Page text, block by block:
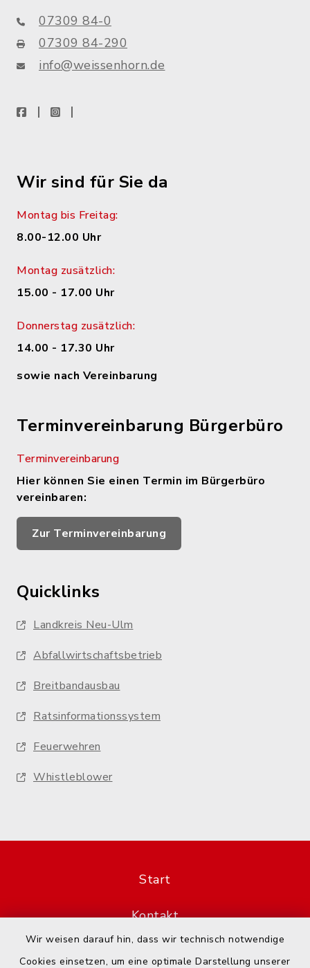
Wir weisen darauf hin, dass wir technisch notwendige
Cookies einsetzen, um eine optimale Darstellung unserer
07309 84-0
07309 84-290
info@weissenhorn.de
facebookinstagram
Wir sind für Sie da
Montag bis Freitag:
8.00-12.00 Uhr
Montag zusätzlich:
15.00 - 17.00 Uhr
Donnerstag zusätzlich:
14.00 - 17.30 Uhr
sowie nach Vereinbarung
Terminvereinbarung Bürgerbüro
Terminvereinbarung
Hier können Sie einen Termin im Bürgerbüro
vereinbaren:
Zur Terminvereinbarung
Quicklinks
Landkreis Neu-Ulm
Abfallwirtschaftsbetrieb
Breitbandausbau
Ratsinformationssystem
Feuerwehren
Whistleblower
Start
Kontakt